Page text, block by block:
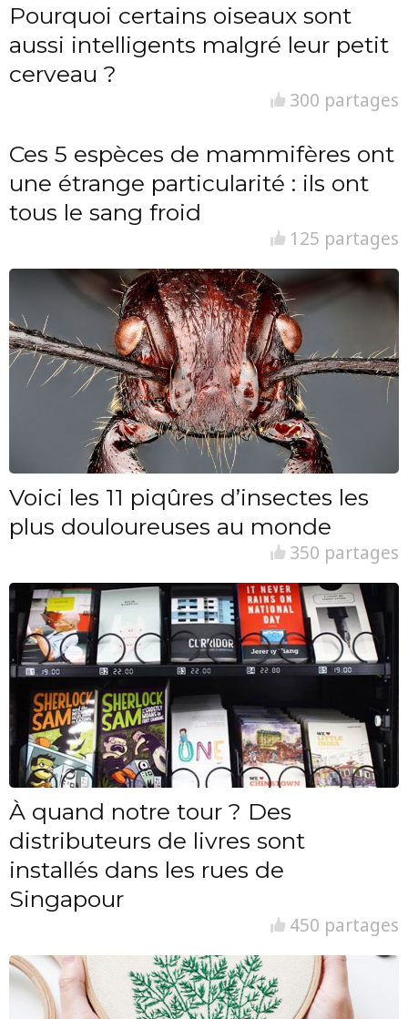
Pourquoi certains oiseaux sont
aussi intelligents malgré leur petit
cerveau ?
300 partages
Ces 5 espèces de mammifères ont
une étrange particularité : ils ont
tous le sang froid
125 partages
Voici les 11 piqûres d’insectes les
plus douloureuses au monde
350 partages
À quand notre tour ? Des
distributeurs de livres sont
installés dans les rues de
Singapour
450 partages